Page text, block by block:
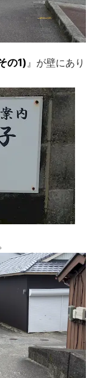
の1) 』が壁にあり